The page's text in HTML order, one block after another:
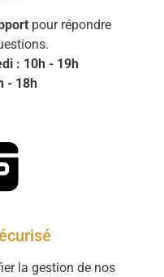
pour répondre
: 10h - 19h
- 18h
la gestion de nos